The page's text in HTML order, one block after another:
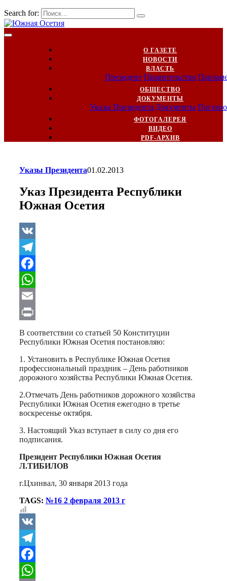
Search for:
О ГАЗЕТЕ
НОВОСТИ
ВЛАСТЬ
Президент Правительство
ОБЩЕСТВО
ДОКУМЕНТЫ
Указы Президента Документы
ФОТОГАЛЕРЕЯ
ВИДЕО
PDF-АРХИВ
Указы Президента01.02.2013
Указ Президента Республики
Южная Осетия
VK
Telegram
Facebook
WhatsApp
Email
Print
В соответствии со статьей 50 Конституции
Республики Южная Осетия постановляю:
1. Установить в Республике Южная Осетия
профессиональный праздник – День работников
дорожного хозяйства Республики Южная Осетия.
2.Отмечать День работников дорожного хозяйства
Республики Южная Осетия ежегодно в третье
воскресенье октября.
3. Настоящий Указ вступает в силу со дня его
подписания.
Президент Республики Южная Осетия
Л.ТИБИЛОВ
г.Цхинвал, 30 января 2013 года
TAGS: №16 2 февраля 2013 г
VK
Telegram
Facebook